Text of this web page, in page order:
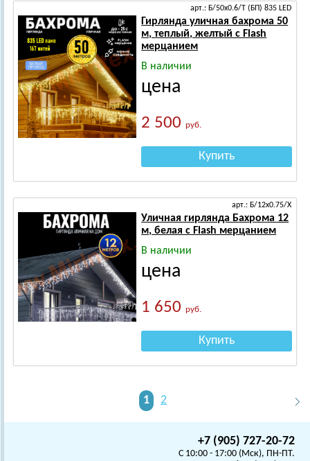
арт.: Б/50х0.6/Т (БП) 835 LED
Гирлянда уличная бахрома 50
м, теплый, желтый с Flash
мерцанием
В наличии
цена
2 500руб.
Купить
арт.: Б/12х0.75/Х
Уличная гирлянда Бахрома 12
м, белая с Flash мерцанием
В наличии
цена
1 650руб.
Купить
1 2
+7 (905) 727-20-72
C 10:00 - 17:00 (Мск), ПН-ПТ.